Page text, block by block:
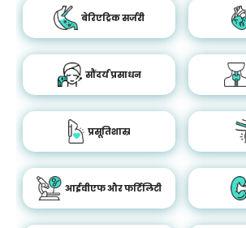
बेरिएट्रिक सर्जरी
सौंदर्य प्रसाधन
प्रसूतिशास्र
आईवीएफ और फर्टिलिटी